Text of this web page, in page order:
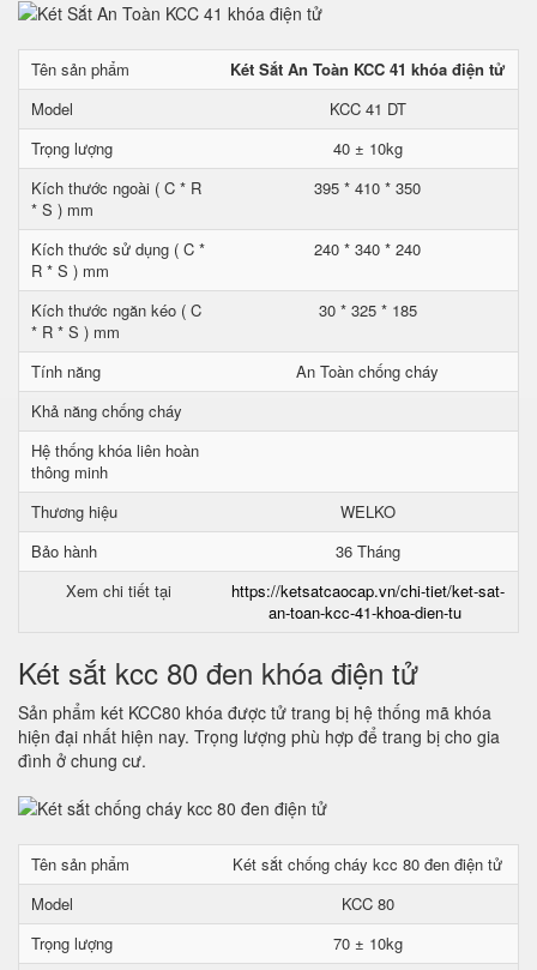
Tên sản phẩm
Két Sắt An Toàn KCC 41 khóa điện tử
Model
KCC 41 DT
Trọng lượng
40 ± 10kg
Kích thước ngoài ( C * R
* S ) mm
395 * 410 * 350
Kích thước sử dụng ( C *
R * S ) mm
240 * 340 * 240
Kích thước ngăn kéo ( C
* R * S ) mm
30 * 325 * 185
Tính năng
An Toàn chống cháy
Khả năng chống cháy
Hệ thống khóa liên hoàn
thông minh
Thương hiệu
WELKO
Bảo hành
36 Tháng
Xem chi tiết tại
https://ketsatcaocap.vn/chi-tiet/ket-sat-
an-toan-kcc-41-khoa-dien-tu
Két sắt kcc 80 đen khóa điện tử
Sản phẩm két KCC80 khóa được tử trang bị hệ thống mã khóa
hiện đại nhất hiện nay. Trọng lượng phù hợp để trang bị cho gia
đình ở chung cư.
Tên sản phẩm
Két sắt chống cháy kcc 80 đen điện tử
Model
KCC 80
Trọng lượng
70 ± 10kg